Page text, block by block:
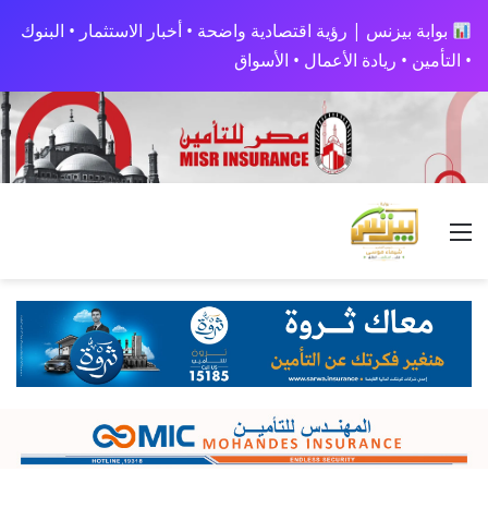
بوابة بيزنس | رؤية اقتصادية واضحة • أخبار الاستثمار • البنوك
• التأمين • ريادة الأعمال • الأسواق
القائمة